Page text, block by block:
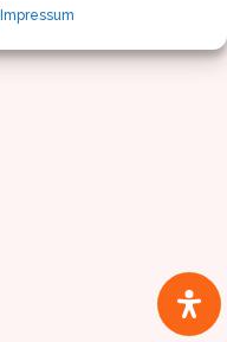
Impressum